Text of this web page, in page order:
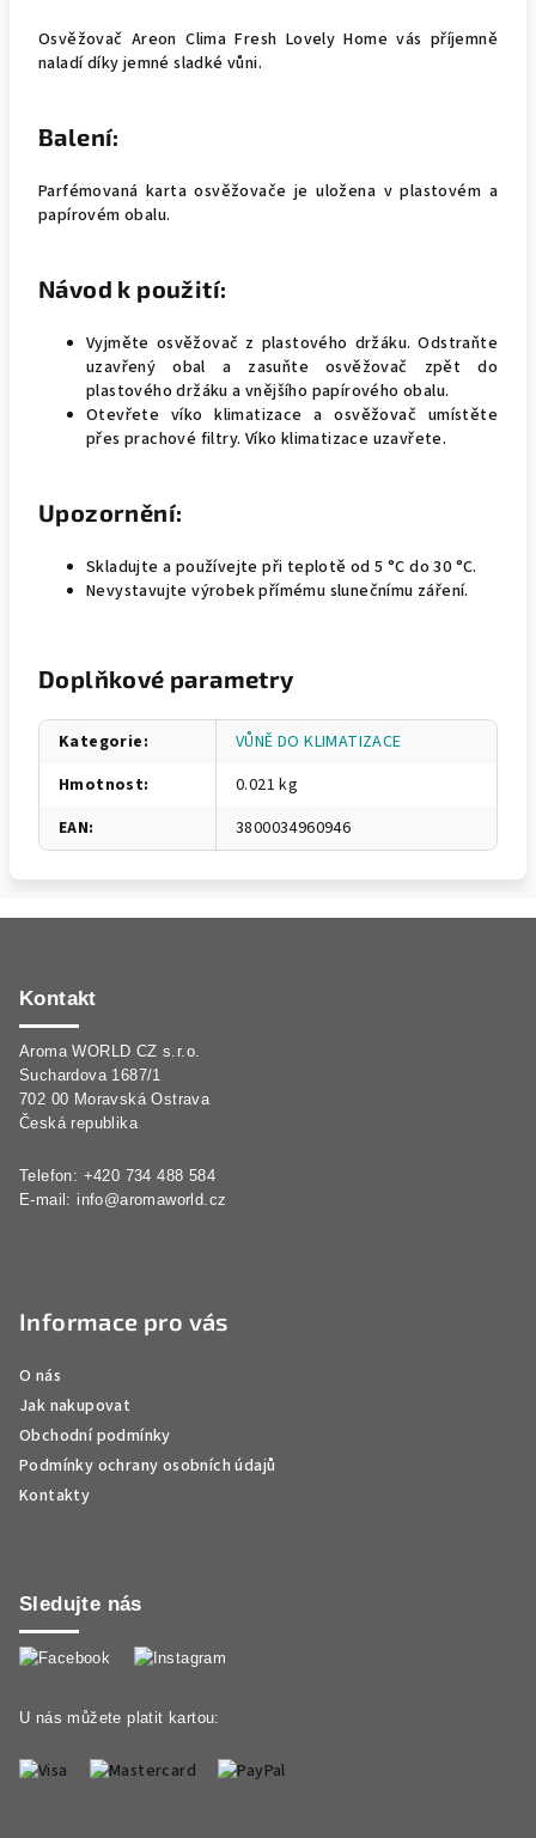
Osvěžovač Areon Clima Fresh Lovely Home vás příjemně
naladí díky jemné sladké vůni.
Balení:
Parfémovaná karta osvěžovače je uložena v plastovém a
papírovém obalu.
Návod k použití:
Vyjměte osvěžovač z plastového držáku. Odstraňte
uzavřený obal a zasuňte osvěžovač zpět do
plastového držáku a vnějšího papírového obalu.
Otevřete víko klimatizace a osvěžovač umístěte
přes prachové filtry. Víko klimatizace uzavřete.
Upozornění:
Skladujte a používejte při teplotě od 5 °C do 30 °C.
Nevystavujte výrobek přímému slunečnímu záření.
Doplňkové parametry
Kategorie:
VŮNĚ DO KLIMATIZACE
Hmotnost:
0.021 kg
EAN: 3800034960946
Kontakt
Aroma WORLD CZ s.r.o.
Suchardova 1687/1
702 00 Moravská Ostrava
Česká republika
Telefon: +420 734 488 584
E-mail: info@aromaworld.cz
Informace pro vás
O nás
Jak nakupovat
Obchodní podmínky
Podmínky ochrany osobních údajů
Kontakty
Sledujte nás
U nás můžete platit kartou: